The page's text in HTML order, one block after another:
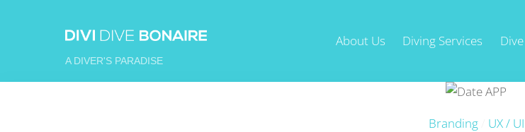
A DIVER'S PARADISE
About Us Diving Services
Branding UX / UI